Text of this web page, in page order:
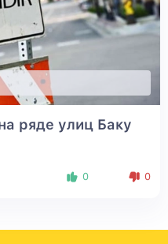
ряде улиц Баку
0 0